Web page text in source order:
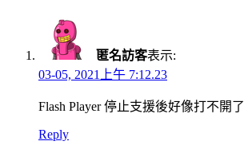
匿名訪客表示:
03-05, 2021上午 7:12.23
Flash Player 停止支援後好像打不開了
Reply